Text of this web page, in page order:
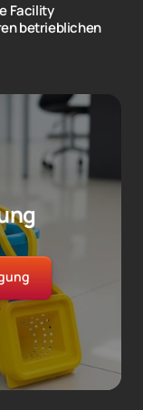
Facility
betrieblichen